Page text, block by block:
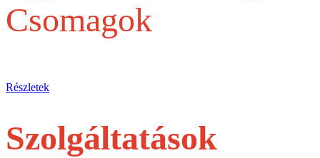
Csomagok
Részletek
Szolgáltatások